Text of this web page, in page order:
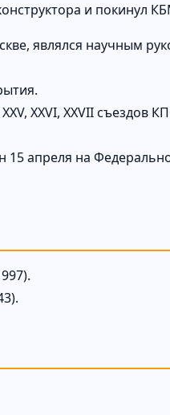
и покинул
являлся научным
ХХVI, ХХVII съездов
15 апреля на